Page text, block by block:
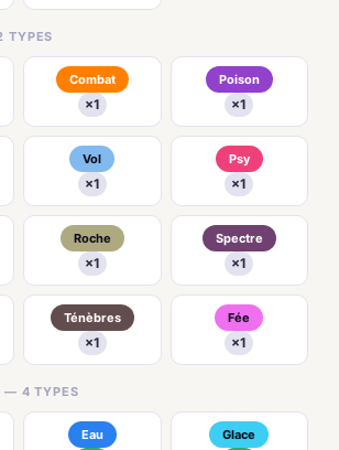
TYPES
Combat
×1
Poison
×1
Vol
×1
Psy
×1
Roche
×1
Spectre
×1
Ténèbres
×1
Fée
×1
— 4 TYPES
Eau Glace